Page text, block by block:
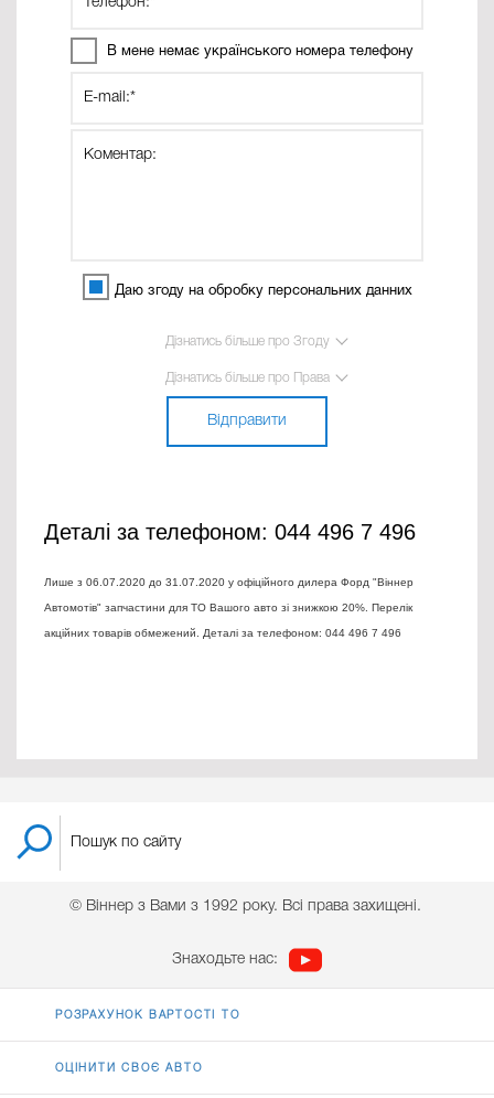
В мене немає українського номера телефону
Даю згоду на обробку персональних данних
Дізнатись більше про Згоду
Дізнатись більше про Права
Відправити
Деталі за телефоном: 044 496 7 496
Лише з 06.07.2020 до 31.07.2020 у офіційного дилера Форд "Віннер
Автомотів" запчастини для ТО Вашого авто зі знижкою 20%. Перелік
акційних товарів обмежений. Деталі за телефоном: 044 496 7 496
© Віннер з Вами з 1992 року. Всі права захищені.
Знаходьте нас:
РОЗРАХУНОК ВАРТОСТІ ТО
ОЦІНИТИ СВОЄ АВТО